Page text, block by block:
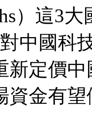
）這3
中國科
新定價
資金有